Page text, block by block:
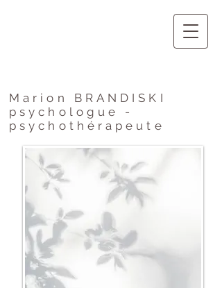
Marion BRANDISKI
psychologue -
psychothérapeute